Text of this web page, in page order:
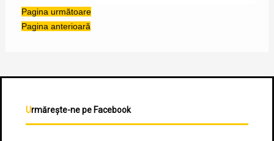
Pagina următoare
Pagina anterioară
Urmărește-ne pe Facebook